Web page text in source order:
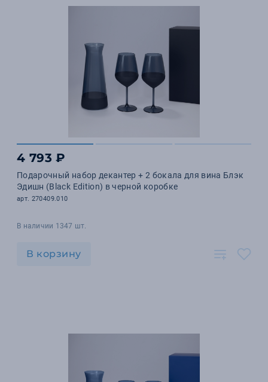
4 793 ₽
Подарочный набор декантер + 2 бокала для вина Блэк
Эдишн (Black Edition) в черной коробке
арт. 270409.010
В наличии 1347 шт.
В корзину